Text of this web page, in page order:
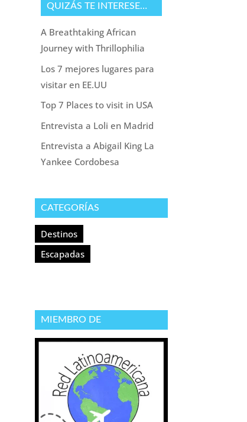
QUIZÁS TE INTERESE…
A Breathtaking African
Journey with Thrillophilia
Los 7 mejores lugares para
visitar en EE.UU
Top 7 Places to visit in USA
Entrevista a Loli en Madrid
Entrevista a Abigail King La
Yankee Cordobesa
CATEGORÍAS
Destinos
Escapadas
MIEMBRO DE